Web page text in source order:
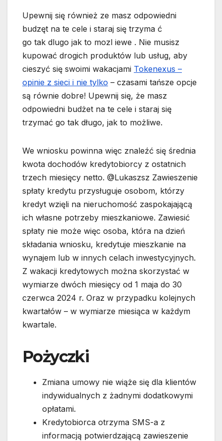
Upewnij się również ze masz odpowiedni
budzęt na te cele i staraj się trzyma ć
go tak dlugo jak to mozl iewe . Nie musisz
kupować drogich produktów lub usług, aby
cieszyć się swoimi wakacjami Tokenexus –
opinie z sieci i nie tylko – czasami tańsze opcje
są równie dobre! Upewnij się, że masz
odpowiedni budżet na te cele i staraj się
trzymać go tak długo, jak to możliwe.
We wniosku powinna więc znaleźć się średnia
kwota dochodów kredytobiorcy z ostatnich
trzech miesięcy netto. @Lukaszsz Zawieszenie
spłaty kredytu przysługuje osobom, którzy
kredyt wzięli na nieruchomość zaspokajającą
ich własne potrzeby mieszkaniowe. Zawiesić
spłaty nie może więc osoba, która na dzień
składania wniosku, kredytuje mieszkanie na
wynajem lub w innych celach inwestycyjnych.
Z wakacji kredytowych można skorzystać w
wymiarze dwóch miesięcy od 1 maja do 30
czerwca 2024 r. Oraz w przypadku kolejnych
kwartałów – w wymiarze miesiąca w każdym
kwartale.
Pożyczki
Zmiana umowy nie wiąże się dla klientów
indywidualnych z żadnymi dodatkowymi
opłatami.
Kredytobiorca otrzyma SMS-a z
informacją potwierdzającą zawieszenie